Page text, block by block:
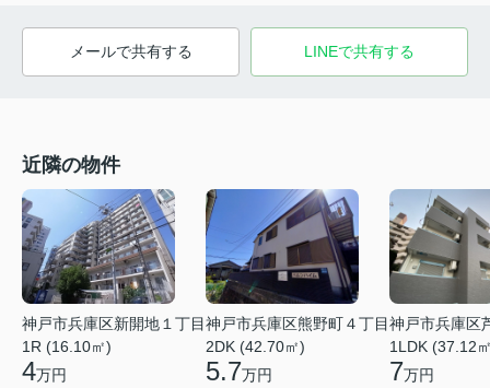
メールで共有する LINEで共有する
近隣の物件
神戸市兵庫区新開地１丁目
1R (16.10㎡)
4万円
神戸市兵庫区熊野町４丁目
2DK (42.70㎡)
5.7万円
神戸市兵庫区
1LDK (37.12
7万円